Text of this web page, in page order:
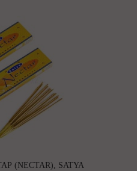
(NECTAR), SATYA